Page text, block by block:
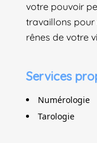
votre pouvoir
travaillons pour
rênes de votre
Services
Numérologie
Tarologie